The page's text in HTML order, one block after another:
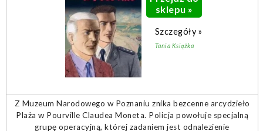
sklepu »
Szczegóły »
Tania Książka
Z Muzeum Narodowego w Poznaniu znika bezcenne arcydzieło
Plaża w Pourville Claudea Moneta. Policja powołuje specjalną
grupę operacyjną, której zadaniem jest odnalezienie